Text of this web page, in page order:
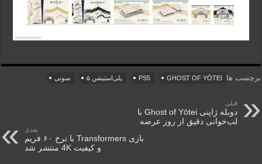
برچسب ها GHOST OF YŌTEI
PS5 پلی‌استیشن ۵ سونی
قبلی
دوبله ژاپنی Ghost of Yōtei با
لب‌خوانی دقیق از روز عرضه
بعدی
بازی Transformers با نرخ ۶۰ فریم
و کیفیت 4K منتشر شد